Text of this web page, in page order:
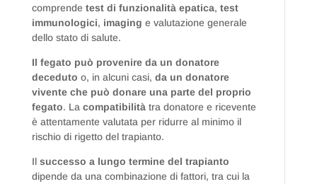
comprende test di funzionalità epatica, test
immunologici, imaging e valutazione generale
dello stato di salute.
Il fegato può provenire da un donatore
deceduto o, in alcuni casi, da un donatore
vivente che può donare una parte del proprio
fegato. La compatibilitàtra donatore e ricevente
è attentamente valutata per ridurre al minimo il
rischio di rigetto del trapianto.
Ilsuccesso a lungo termine del trapianto
dipende da una combinazione di fattori, tra cui la